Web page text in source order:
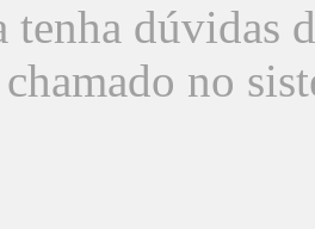
tenha dúvidas
no